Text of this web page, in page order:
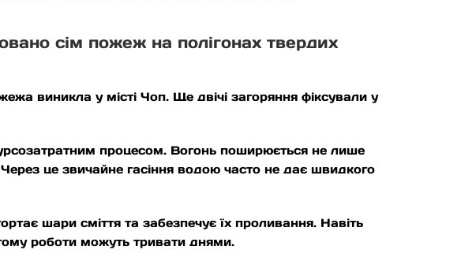
сім пожеж на полігонах твердих
виникла у місті Чоп. Ще двічі загоряння фіксували у
процесом. Вогонь поширюється не лише
це звичайне гасіння водою часто не дає швидкого
шари сміття та забезпечує їх проливання. Навіть
тому роботи можуть тривати днями.